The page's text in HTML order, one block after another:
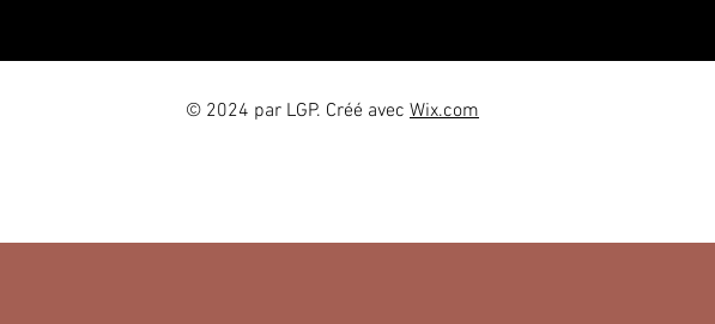
© 2024 par LGP. Créé avec Wix.com